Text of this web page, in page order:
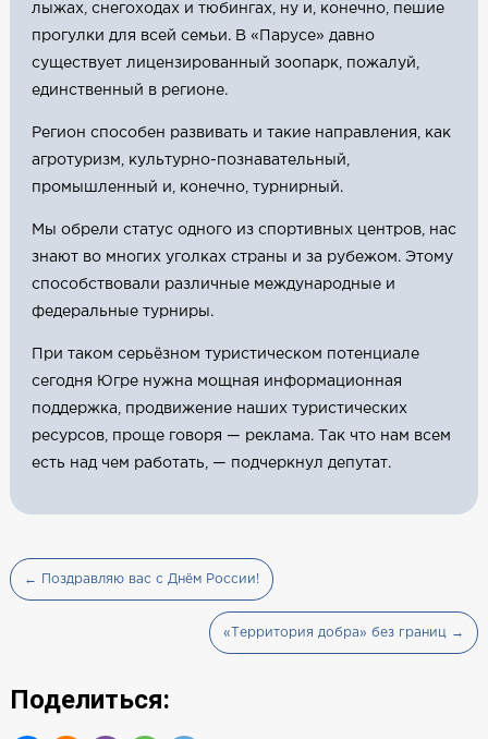
лыжах, снегоходах и тюбингах, ну и, конечно, пешие
прогулки для всей семьи. В «Парусе» давно
существует лицензированный зоопарк, пожалуй,
единственный в регионе.
Регион способен развивать и такие направления, как
агротуризм, культурно-познавательный,
промышленный и, конечно, турнирный.
Мы обрели статус одного из спортивных центров, нас
знают во многих уголках страны и за рубежом. Этому
способствовали различные международные и
федеральные турниры.
При таком серьёзном туристическом потенциале
сегодня Югре нужна мощная информационная
поддержка, продвижение наших туристических
ресурсов, проще говоря — реклама. Так что нам всем
есть над чем работать, — подчеркнул депутат.
← Поздравляю вас с Днём России!
«Территория добра» без границ →
Поделиться: